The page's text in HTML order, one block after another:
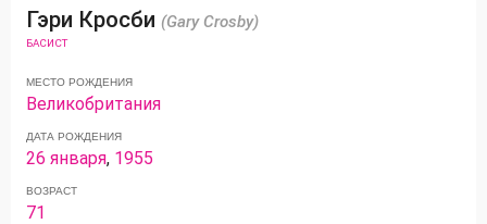
Гэри Кросби (Gary Crosby)
БАСИСТ
МЕСТО РОЖДЕНИЯ
Великобритания
ДАТА РОЖДЕНИЯ
26 января, 1955
ВОЗРАСТ
71